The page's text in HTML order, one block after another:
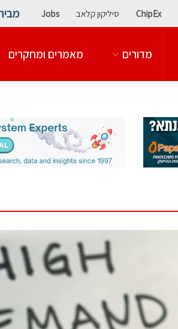
ChipEx סיליקון קלאב Jobs
מדורים מאמרים ומחקרים